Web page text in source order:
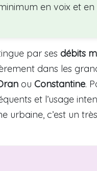
en voix et en
par ses débits
dans les
ou Constantine.
et l’usage
urbaine, c’est un